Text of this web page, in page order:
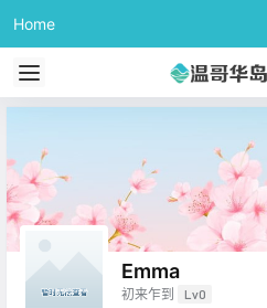
Home
Emma
初来乍到 Lv0